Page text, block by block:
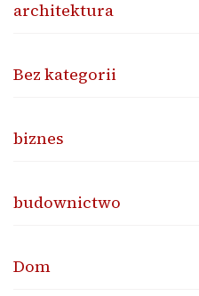
architektura
Bez kategorii
biznes
budownictwo
Dom